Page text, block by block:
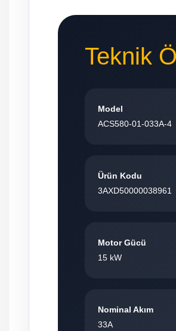
Teknik
Model
ACS580-01-033A-4
Ürün Kodu
3AXD50000038961
Motor Gücü
15 kW
Nominal Akım
33A